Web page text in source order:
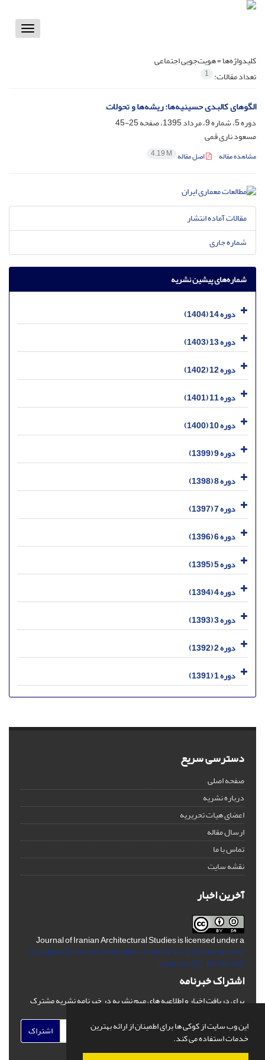
این وب سایت از کوکی ها برای اطمینان از ارائه بهترین
خدمات استفاده می کند.
Toggle
کلیدواژه‌ها =هویت‌جویی اجتماعی
تعداد مقالات: 1
الگوهای کالبدی حسینیه‌ها: ریشه‌ها و تحولات
دوره 5، شماره 9، مرداد 1395، صفحه
25-45
مسعود ناری قمی
مشاهده مقاله اصل مقاله 4.19 M
مقالات آماده انتشار
شماره جاری
شماره‌های پیشین نشریه
دوره 14 (1404)
دوره 13 (1403)
دوره 12 (1402)
دوره 11 (1401)
دوره 10 (1400)
دوره 9 (1399)
دوره 8 (1398)
دوره 7 (1397)
دوره 6 (1396)
دوره 5 (1395)
دوره 4 (1394)
دوره 3 (1393)
دوره 2 (1392)
دوره 1 (1391)
دسترسی سریع
صفحه اصلی
درباره نشریه
اعضای هیات تحریریه
ارسال مقاله
تماس با ما
نقشه سایت
آخرین اخبار
Journal of Iranian Architectural Studies is licensed under a
Creative Commons Attribution-ShareAlike 4.0 International
License. (CC BY-AA 4.0)
اشتراک خبرنامه
برای دریافت اخبار و اطلاعیه های مهم نشریه در خبرنامه نشریه مشترک
اشتراک